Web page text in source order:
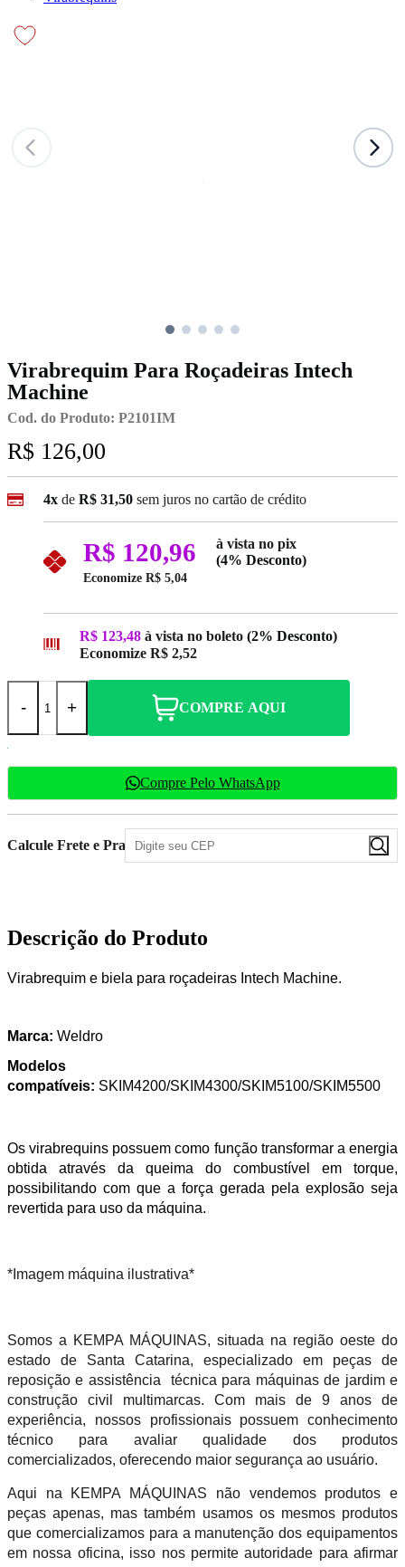
Virabrequim Para Roçadeiras Intech
Machine
Cod. do Produto: P2101IM
R$ 126,00
4x de R$ 31,50 sem juros no cartão de crédito
R$ 120,96
à vista no pix
(4% Desconto)
Economize R$ 5,04
R$ 123,48 à vista no boleto (2% Desconto)
Economize R$ 2,52
- + COMPRE AQUI
Compre Pelo WhatsApp
Calcule Frete e Prazo
Descrição do Produto
Virabrequim e biela para roçadeiras Intech Machine.
Marca: Weldro
Modelos
compatíveis: SKIM4200/SKIM4300/SKIM5100/SKIM5500
Os virabrequins possuem como função transformar a energia
obtida através da queima do combustível em torque,
possibilitando com que a força gerada pela explosão seja
revertida para uso da máquina.
*Imagem máquina ilustrativa*
Somos a KEMPA MÁQUINAS, situada na região oeste do
estado de Santa Catarina, especializado em peças de
reposição e assistência técnica para máquinas de jardim e
construção civil multimarcas. Com mais de 9 anos de
experiência, nossos profissionais possuem conhecimento
técnico para avaliar qualidade dos produtos
comercializados, oferecendo maior segurança ao usuário.
Aqui na KEMPA MÁQUINAS não vendemos produtos e
peças apenas, mas também usamos os mesmos produtos
que comercializamos para a manutenção dos equipamentos
em nossa oficina, isso nos permite autoridade para afirmar